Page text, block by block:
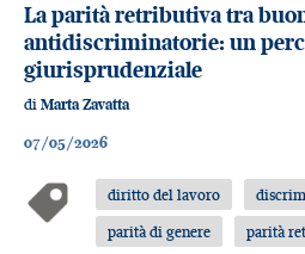
La parità retributiva tra
antidiscriminatorie: un
giurisprudenziale
di Marta Zavatta
07/05/2026
diritto del lavoro
parità di genere
parità